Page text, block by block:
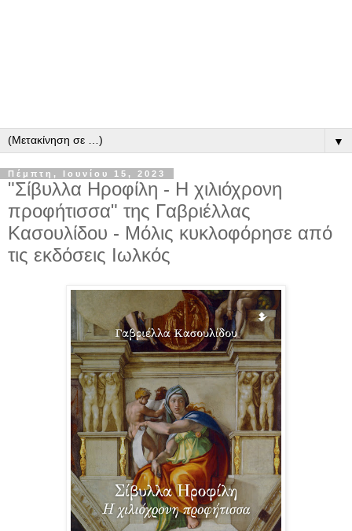
▼
Πέμπτη, Ιουνίου 15, 2023
"Σίβυλλα Ηροφίλη - Η χιλιόχρονη
προφήτισσα" της Γαβριέλλας
Κασουλίδου - Μόλις κυκλοφόρησε από
τις εκδόσεις Ιωλκός